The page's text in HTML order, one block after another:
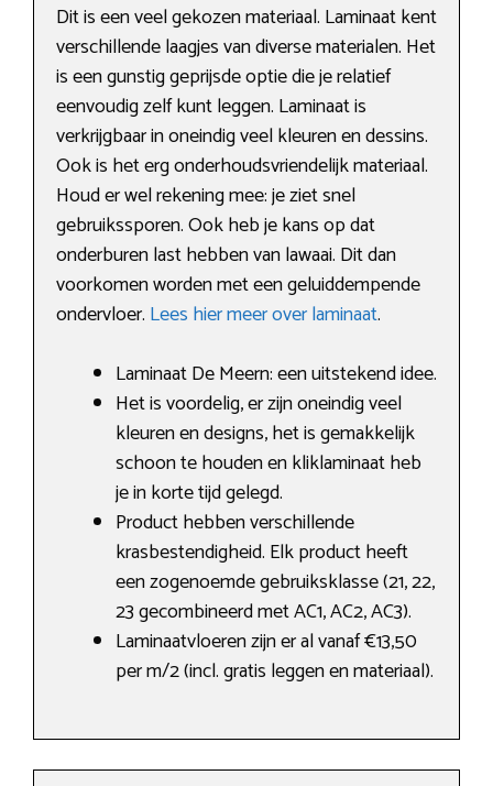
Dit is een veel gekozen materiaal. Laminaat kent
verschillende laagjes van diverse materialen. Het
is een gunstig geprijsde optie die je relatief
eenvoudig zelf kunt leggen. Laminaat is
verkrijgbaar in oneindig veel kleuren en dessins.
Ook is het erg onderhoudsvriendelijk materiaal.
Houd er wel rekening mee: je ziet snel
gebruikssporen. Ook heb je kans op dat
onderburen last hebben van lawaai. Dit dan
voorkomen worden met een geluiddempende
ondervloer. Lees hier meer over laminaat.
Laminaat De Meern: een uitstekend idee.
Het is voordelig, er zijn oneindig veel
kleuren en designs, het is gemakkelijk
schoon te houden en kliklaminaat heb
je in korte tijd gelegd.
Product hebben verschillende
krasbestendigheid. Elk product heeft
een zogenoemde gebruiksklasse (21, 22,
23 gecombineerd met AC1, AC2, AC3).
Laminaatvloeren zijn er al vanaf €13,50
per m/2 (incl. gratis leggen en materiaal).